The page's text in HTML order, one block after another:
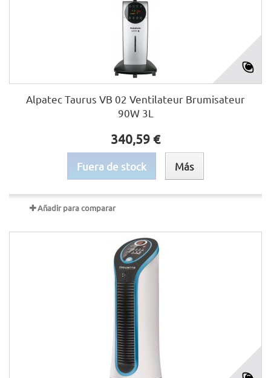
Alpatec Taurus VB 02 Ventilateur Brumisateur
90W 3L
340,59 €
Fuera de stock Más
Añadir para comparar